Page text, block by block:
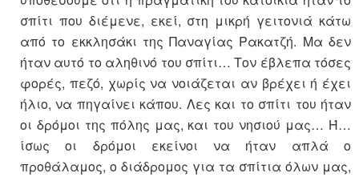
σπίτι που διέμενε, εκεί, στη μικρή γειτονιά κάτω
από το εκκλησάκι της Παναγίας Ρακατζή. Μα δεν
ήταν αυτό το αληθινό του σπίτι… Τον έβλεπα τόσες
φορές, πεζό, χωρίς να νοιάζεται αν βρέχει ή έχει
ήλιο, να πηγαίνει κάπου. Λες και το σπίτι του ήταν
οι δρόμοι της πόλης μας, και του νησιού μας… Ή…
ίσως οι δρόμοι εκείνοι να ήταν απλά ο
προθάλαμος, ο διάδρομος για τα σπίτια όλων μας,